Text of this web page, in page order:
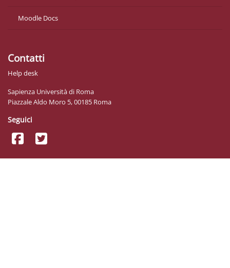
Moodle Docs
Contatti
Help desk
Sapienza Università di Roma
Piazzale Aldo Moro 5, 00185 Roma
Seguici